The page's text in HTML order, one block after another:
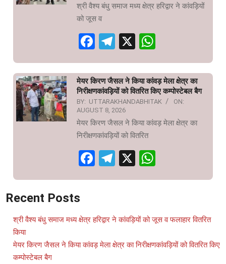
श्री वैश्य बंधु समाज मध्य क्षेत्र हरिद्वार ने कांवड़ियों
को जूस व
Facebook
Telegram
X
मेयर किरण जैसल ने किया कांवड़ मेला क्षेत्र का
निरीक्षणकांवड़ियों को वितरित किए कम्पोस्टेबल बैग
BY: UTTARAKHANDABHITAK
ON:
AUGUST 8, 2026
मेयर किरण जैसल ने किया कांवड़ मेला क्षेत्र का
निरीक्षणकांवड़ियों को वितरित
Facebook
Telegram
X
Recent Posts
श्री वैश्य बंधु समाज मध्य क्षेत्र हरिद्वार ने कांवड़ियों को जूस व फलाहार वितरित
किया
मेयर किरण जैसल ने किया कांवड़ मेला क्षेत्र का निरीक्षणकांवड़ियों को वितरित किए
कम्पोस्टेबल बैग